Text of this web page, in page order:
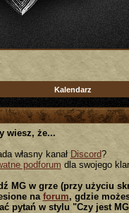
Kalendarz
wiesz, że...
własny kanał Discord?
podforum dla swojego
MG w grze (przy użyciu
na forum, gdzie
pytań w stylu "Czy jest